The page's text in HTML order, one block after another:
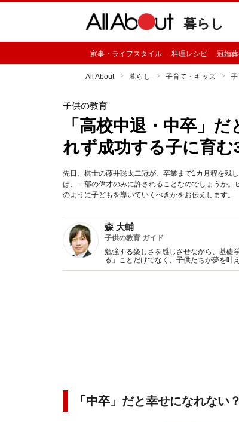
暮らし
家事・ライフスタイル 料理レシピ 冠婚
All About 暮らし 子育て・キッズ 子
子供の教育
「高校中退・中卒」
れず成功する子に育む
先日、棋士の藤井聡太二冠が、卒業まで1カ月程を残
は、一部の偉才のみに許されることなのでしょうか
のように子どもを導いていくべきかをお伝えします。
森 大輔
子供の教育 ガイド
勉強する楽しさを感じさせながら、基礎
る」ことだけでなく、子供たちが夢を叶
きを置き事業を展開している。
「中卒」だと幸せになれな